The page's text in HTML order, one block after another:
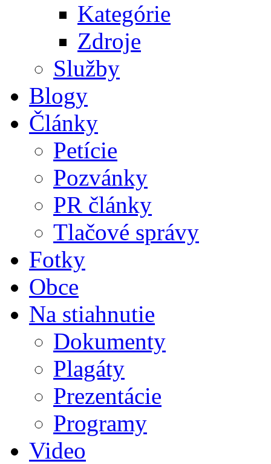
Kategórie
Zdroje
Služby
Blogy
Články
Petície
Pozvánky
PR články
Tlačové správy
Fotky
Obce
Na stiahnutie
Dokumenty
Plagáty
Prezentácie
Programy
Video